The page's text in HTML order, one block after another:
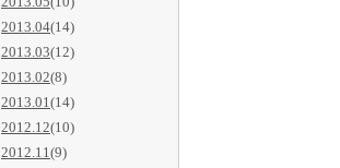
2013.04(14)
2013.03(12)
2013.02(8)
2013.01(14)
2012.12(10)
2012.11(9)